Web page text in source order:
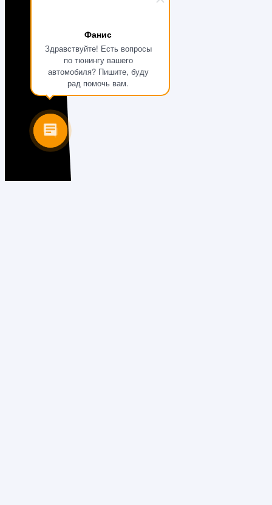
Фанис
Здравствуйте! Есть вопросы
по тюнингу вашего
автомобиля? Пишите, буду
рад помочь вам.